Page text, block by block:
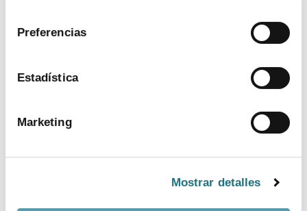
Preferencias
Estadística
Marketing
Mostrar detalles
Web: https://www.farmaindustria.es/web/prensa/